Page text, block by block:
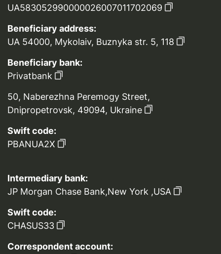
UA583052990000026007011702069
Beneficiary address:
UA 54000, Mykolaiv, Buznyka str. 5, 118
Beneficiary bank:
Privatbank
50, Naberezhna Peremogy Street,
Dnipropetrovsk, 49094, Ukraine
Swift code:
PBANUA2X
Intermediary bank:
JP Morgan Chase Bank,New York ,USA
Swift code:
CHASUS33
Correspondent account: